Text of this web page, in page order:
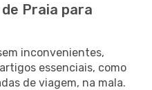
Praia para
inconvenientes,
essenciais, como
de viagem, na mala.